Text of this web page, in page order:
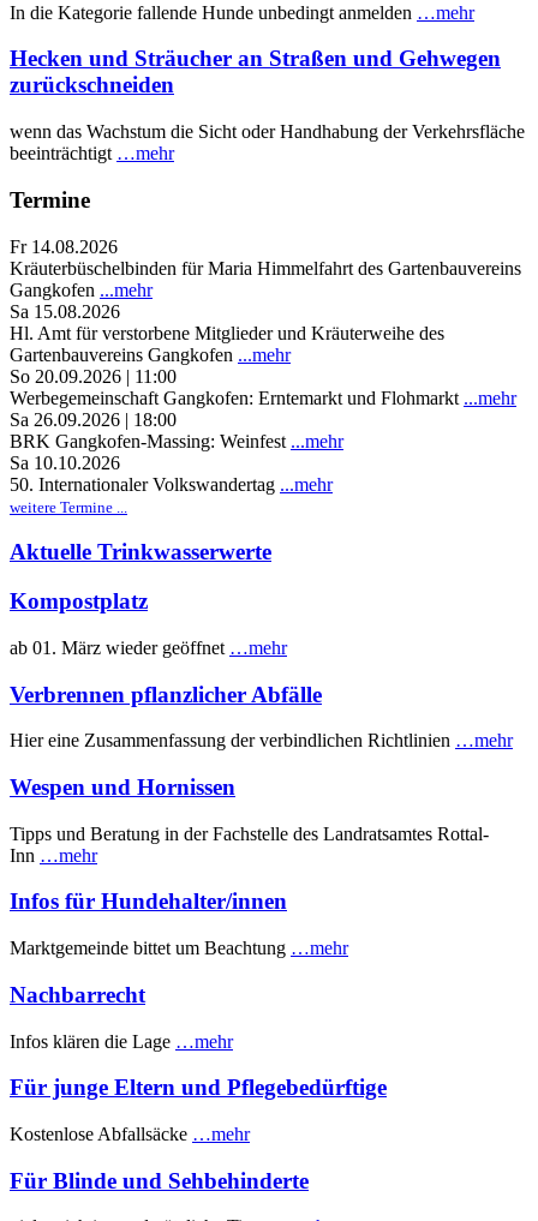
In die Kategorie fallende Hunde unbedingt anmelden …mehr
Hecken und Sträucher an Straßen und Gehwegen
zurückschneiden
wenn das Wachstum die Sicht oder Handhabung der Verkehrsfläche
beeinträchtigt …mehr
Termine
Fr 14.08.2026
Kräuterbüschelbinden für Maria Himmelfahrt des Gartenbauvereins
Gangkofen ...mehr
Sa 15.08.2026
Hl. Amt für verstorbene Mitglieder und Kräuterweihe des
Gartenbauvereins Gangkofen ...mehr
So 20.09.2026 | 11:00
Werbegemeinschaft Gangkofen: Erntemarkt und Flohmarkt ...mehr
Sa 26.09.2026 | 18:00
BRK Gangkofen-Massing: Weinfest ...mehr
Sa 10.10.2026
50. Internationaler Volkswandertag ...mehr
weitere Termine ...
Aktuelle Trinkwasserwerte
Kompostplatz
ab 01. März wieder geöffnet …mehr
Verbrennen pflanzlicher Abfälle
Hier eine Zusammenfassung der verbindlichen Richtlinien …mehr
Wespen und Hornissen
Tipps und Beratung in der Fachstelle des Landratsamtes Rottal-
Inn …mehr
Infos für Hundehalter/innen
Marktgemeinde bittet um Beachtung …mehr
Nachbarrecht
Infos klären die Lage …mehr
Für junge Eltern und Pflegebedürftige
Kostenlose Abfallsäcke …mehr
Für Blinde und Sehbehinderte